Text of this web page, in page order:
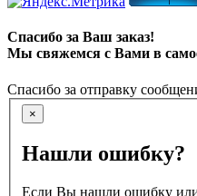
Спасибо за Ваш заказ!
Мы свяжемся с Вами в
Спасибо за отправку
×
Нашли ошибку?
Если Вы нашли ошибку или